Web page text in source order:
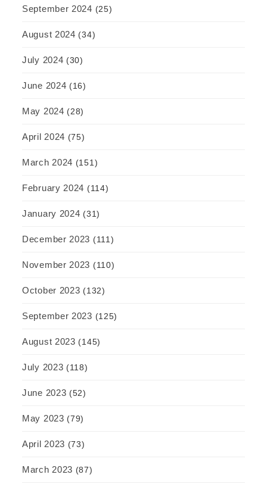
September 2024 (25)
August 2024 (34)
July 2024 (30)
June 2024 (16)
May 2024 (28)
April 2024 (75)
March 2024 (151)
February 2024 (114)
January 2024 (31)
December 2023 (111)
November 2023 (110)
October 2023 (132)
September 2023 (125)
August 2023 (145)
July 2023 (118)
June 2023 (52)
May 2023 (79)
April 2023 (73)
March 2023 (87)